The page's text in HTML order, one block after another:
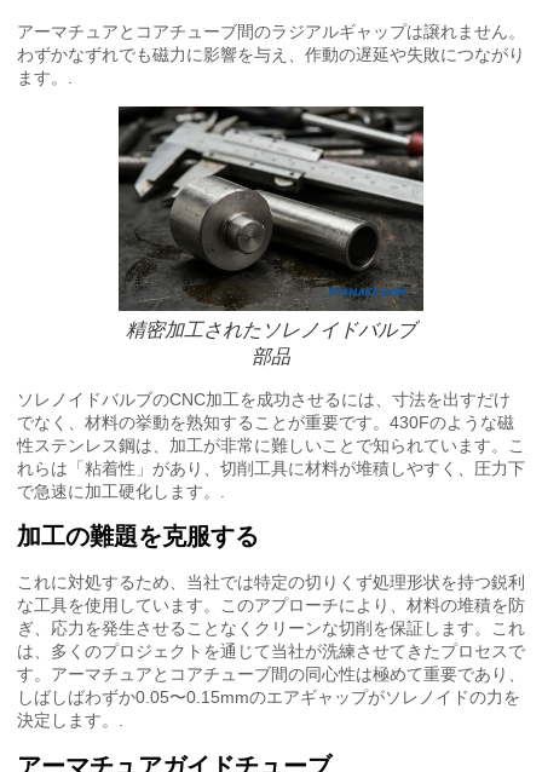
アーマチュアとコアチューブ間のラジアルギャップは譲れません。
わずかなずれでも磁力に影響を与え、作動の遅延や失敗につながり
ます。.
精密加工されたソレノイドバルブ
部品
ソレノイドバルブのCNC加工を成功させるには、寸法を出すだけ
でなく、材料の挙動を熟知することが重要です。430Fのような磁
性ステンレス鋼は、加工が非常に難しいことで知られています。こ
れらは「粘着性」があり、切削工具に材料が堆積しやすく、圧力下
で急速に加工硬化します。.
加工の難題を克服する
これに対処するため、当社では特定の切りくず処理形状を持つ鋭利
な工具を使用しています。このアプローチにより、材料の堆積を防
ぎ、応力を発生させることなくクリーンな切削を保証します。これ
は、多くのプロジェクトを通じて当社が洗練させてきたプロセスで
す。アーマチュアとコアチューブ間の同心性は極めて重要であり、
しばしばわずか0.05〜0.15mmのエアギャップがソレノイドの力を
決定します。.
アーマチュアガイドチューブ